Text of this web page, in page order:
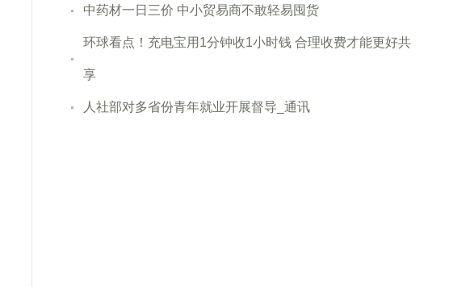
中药材一日三价 中小贸易商不敢轻易囤货
环球看点！充电宝用1分钟收1小时钱 合理收费才能更好共
享
人社部对多省份青年就业开展督导_通讯